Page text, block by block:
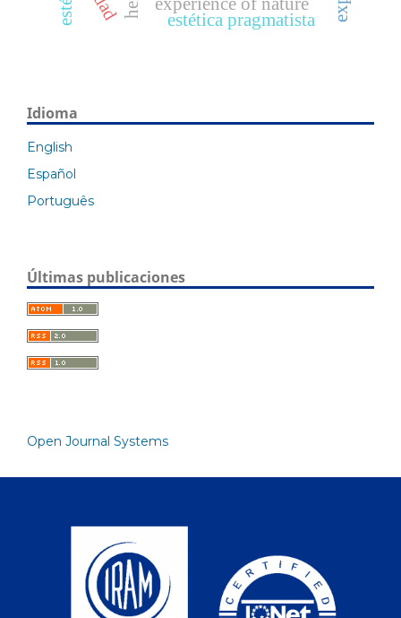
estética pragmatista
Idioma
English
Español
Português
Últimas publicaciones
Open Journal Systems